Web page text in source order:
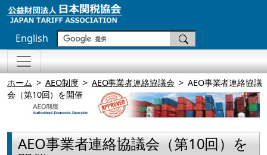
English
ホーム AEO制度 AEO事業者連絡協議会
AEO事業者連絡協議
会（第10回）を開催
AEO事業者連絡協議会（第10回）を